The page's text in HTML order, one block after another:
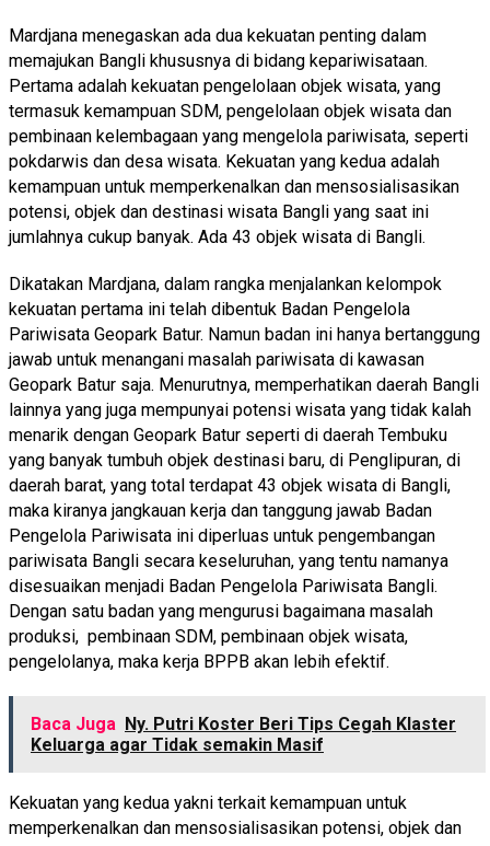
Mardjana menegaskan ada dua kekuatan penting dalam
memajukan Bangli khususnya di bidang kepariwisataan.
Pertama adalah kekuatan pengelolaan objek wisata, yang
termasuk kemampuan SDM, pengelolaan objek wisata dan
pembinaan kelembagaan yang mengelola pariwisata, seperti
pokdarwis dan desa wisata. Kekuatan yang kedua adalah
kemampuan untuk memperkenalkan dan mensosialisasikan
potensi, objek dan destinasi wisata Bangli yang saat ini
jumlahnya cukup banyak. Ada 43 objek wisata di Bangli.
Dikatakan Mardjana, dalam rangka menjalankan kelompok
kekuatan pertama ini telah dibentuk Badan Pengelola
Pariwisata Geopark Batur. Namun badan ini hanya bertanggung
jawab untuk menangani masalah pariwisata di kawasan
Geopark Batur saja. Menurutnya, memperhatikan daerah Bangli
lainnya yang juga mempunyai potensi wisata yang tidak kalah
menarik dengan Geopark Batur seperti di daerah Tembuku
yang banyak tumbuh objek destinasi baru, di Penglipuran, di
daerah barat, yang total terdapat 43 objek wisata di Bangli,
maka kiranya jangkauan kerja dan tanggung jawab Badan
Pengelola Pariwisata ini diperluas untuk pengembangan
pariwisata Bangli secara keseluruhan, yang tentu namanya
disesuaikan menjadi Badan Pengelola Pariwisata Bangli.
Dengan satu badan yang mengurusi bagaimana masalah
produksi, pembinaan SDM, pembinaan objek wisata,
pengelolanya, maka kerja BPPB akan lebih efektif.
Baca Juga Ny. Putri Koster Beri Tips Cegah Klaster
Keluarga agar Tidak semakin Masif
Kekuatan yang kedua yakni terkait kemampuan untuk
memperkenalkan dan mensosialisasikan potensi, objek dan